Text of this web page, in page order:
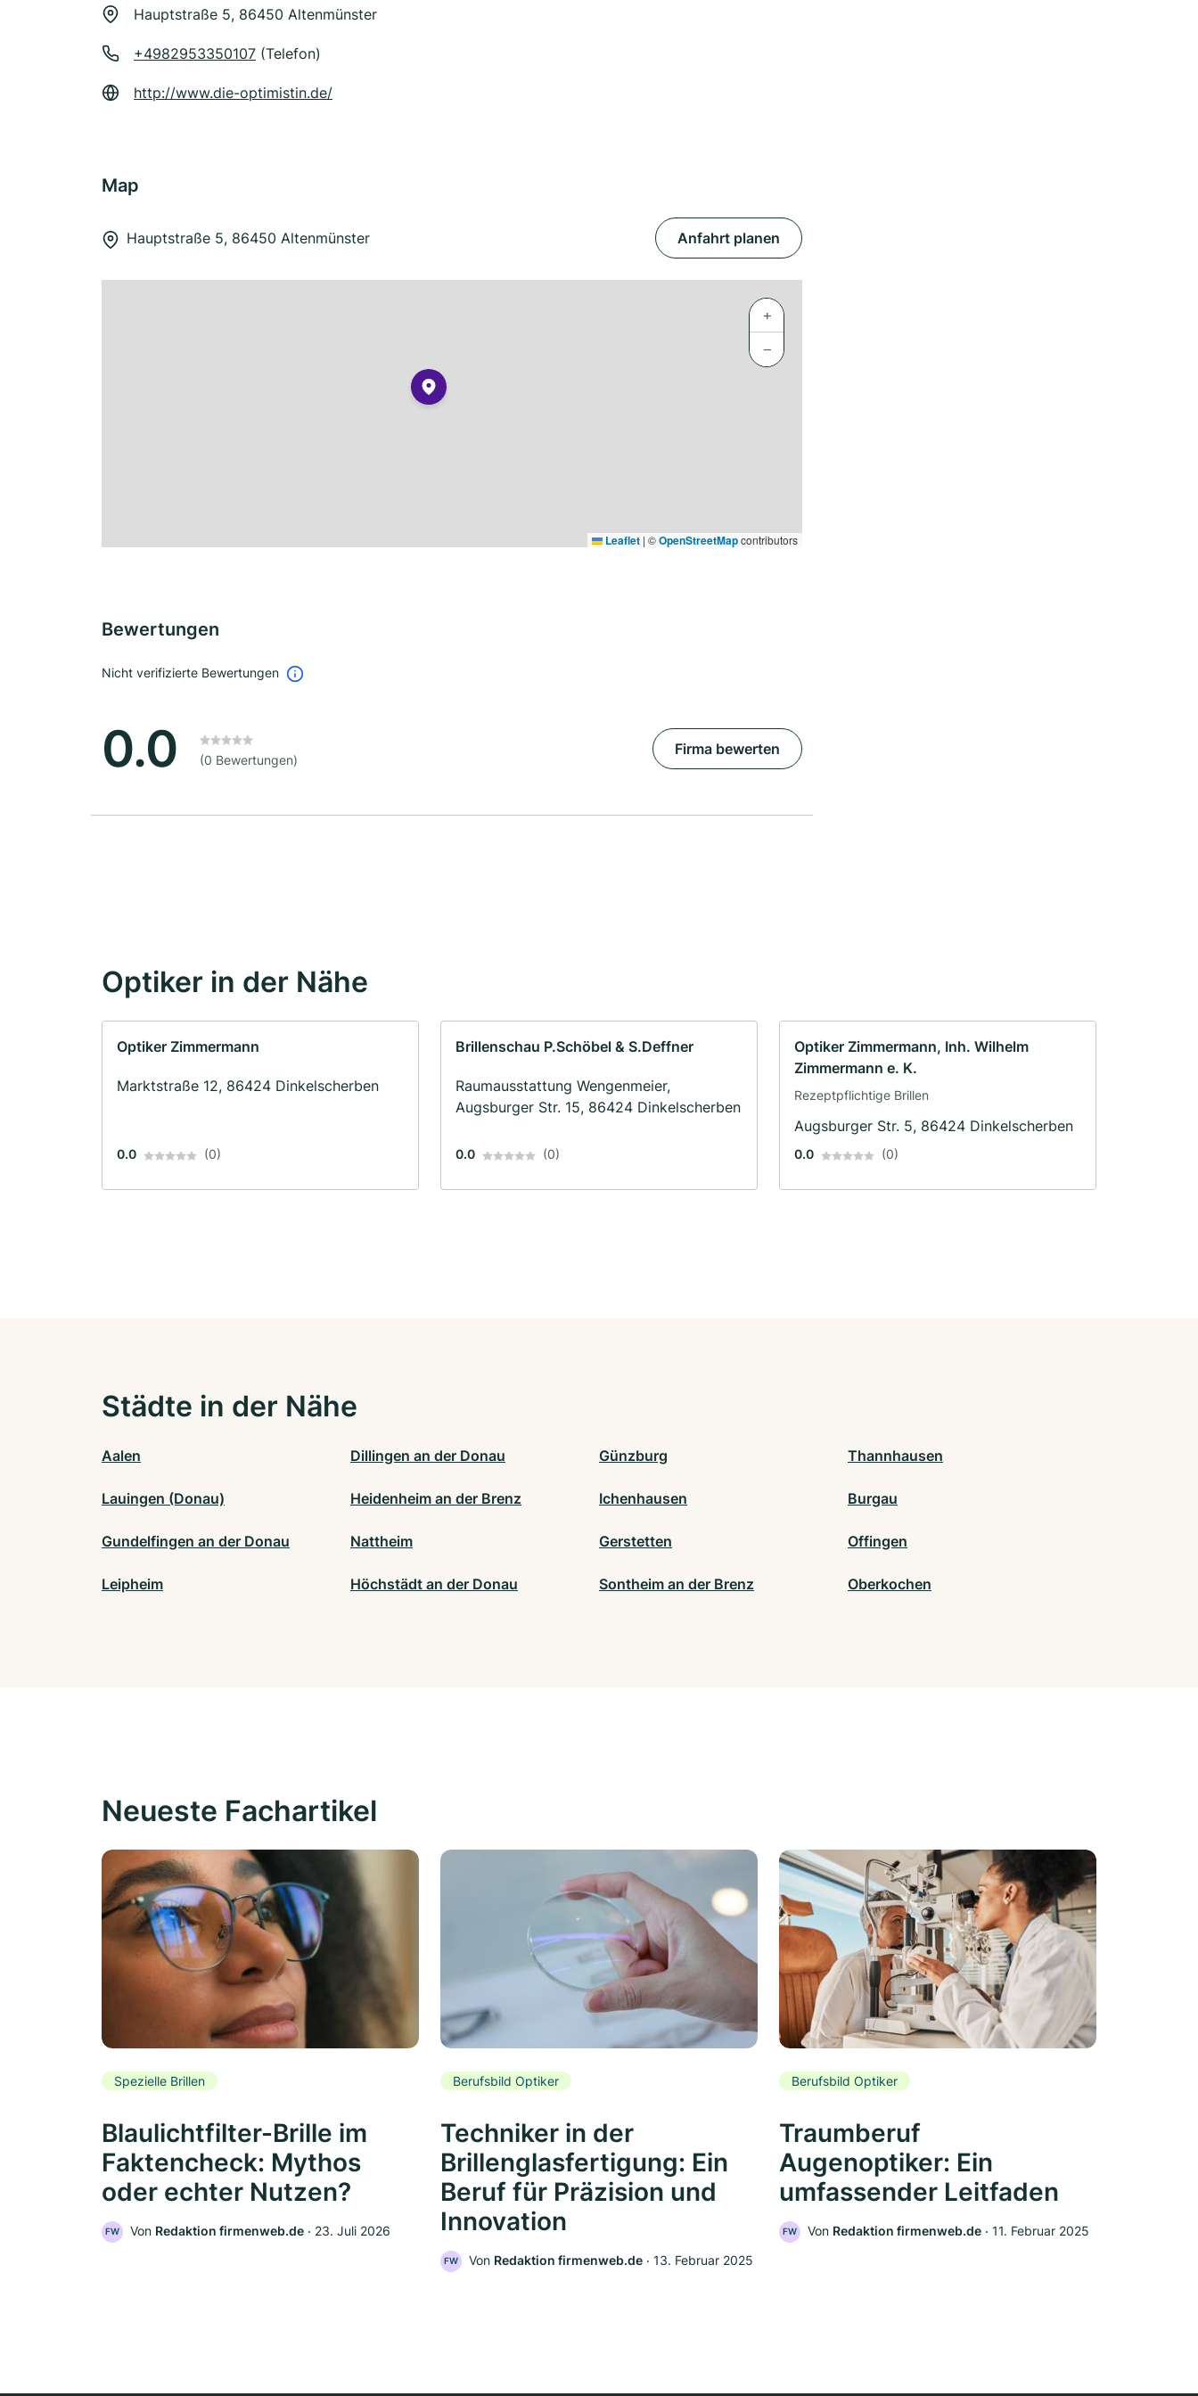
Hauptstraße 5, 86450 Altenmünster
+4982953350107 (Telefon)
http://www.die-optimistin.de/
Map
Hauptstraße 5, 86450 Altenmünster Anfahrt planen
+
−
Leaflet | ©OpenStreetMapcontributors
Bewertungen
Nicht verifizierte Bewertungen
0.0 (0 Bewertungen)
Firma bewerten
Optiker in der Nähe
Optiker Zimmermann
Marktstraße 12, 86424 Dinkelscherben
0.0 (0)
Brillenschau P.Schöbel & S.Deffner
Raumausstattung Wengenmeier,
Augsburger Str. 15, 86424 Dinkelscherben
0.0 (0)
Optiker Zimmermann, Inh. Wilhelm
Zimmermann e. K.
Rezeptpflichtige Brillen
Augsburger Str. 5, 86424 Dinkelscherben
0.0 (0)
Städte in der Nähe
Aalen Dillingen an der Donau Günzburg Thannhausen
Lauingen (Donau) Heidenheim an der Brenz Ichenhausen Burgau
Gundelfingen an der Donau Nattheim Gerstetten Offingen
Leipheim Höchstädt an der Donau Sontheim an der Brenz Oberkochen
Neueste Fachartikel
Spezielle Brillen
Blaulichtfilter-Brille im
Faktencheck: Mythos
oder echter Nutzen?
FW Von Redaktion firmenweb.de ‧ 23. Juli 2026
Berufsbild Optiker
Techniker in der
Brillenglasfertigung: Ein
Beruf für Präzision und
Innovation
FW Von Redaktion firmenweb.de ‧ 13. Februar 2025
Berufsbild Optiker
Traumberuf
Augenoptiker: Ein
umfassender Leitfaden
FW Von Redaktion firmenweb.de ‧ 11. Februar 2025